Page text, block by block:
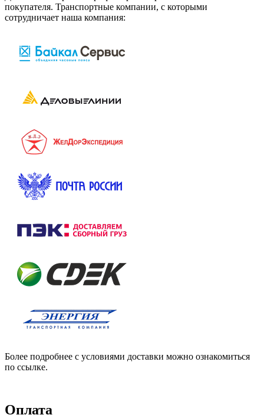
покупателя. Транспортные компании, с которыми
сотрудничает наша компания:
Более подробнее с условиями доставки можно ознакомиться
по ссылке.
Оплата